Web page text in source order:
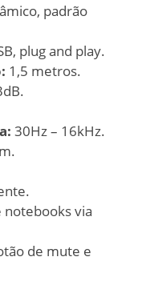
padrão
plug and play.
1,5 metros.
30Hz – 16kHz.
notebooks via
de mute e